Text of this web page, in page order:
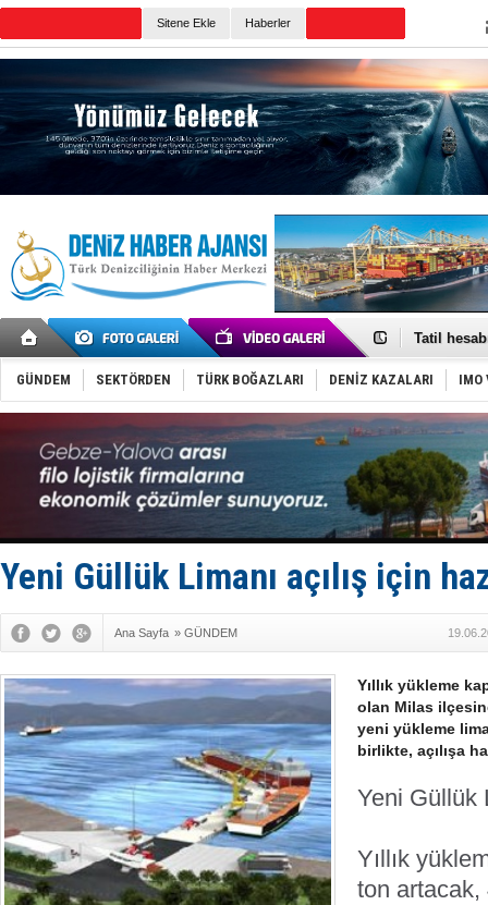
Sitene Ekle Haberler
Rus
Tatil
Rusya,
Enejota
Denizcilik
‘14.
Taksi
TÜRKLİM
SOCAR
Dünyanın
GÜNDEM SEKTÖRDEN TÜRK BOĞAZLARI DENİZ KAZALARI IMO
Yeni Güllük Limanı açılış için
Ana Sayfa » GÜNDEM
Yıllık yükleme
olan Milas
yeni yükleme
birlikte, açılışa
Yeni Güllük
Yıllık
ton artacak,